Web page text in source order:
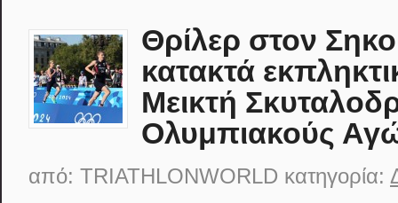
Θρίλερ στον
κατακτά
Μεικτή
Ολυμπιακούς
από: TRIATHLONWORLD κατηγορία: